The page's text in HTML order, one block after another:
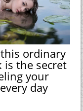
ordinary
is the secret
your
day